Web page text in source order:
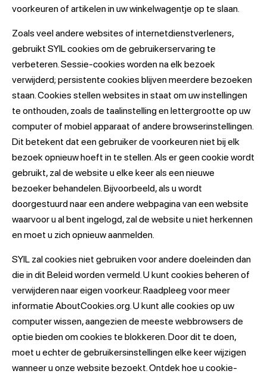
voorkeuren of artikelen in uw winkelwagentje op te slaan.
Zoals veel andere websites of internetdienstverleners,
gebruikt SYIL cookies om de gebruikerservaring te
verbeteren. Sessie-cookies worden na elk bezoek
verwijderd; persistente cookies blijven meerdere bezoeken
staan. Cookies stellen websites in staat om uw instellingen
te onthouden, zoals de taalinstelling en lettergrootte op uw
computer of mobiel apparaat of andere browserinstellingen.
Dit betekent dat een gebruiker de voorkeuren niet bij elk
bezoek opnieuw hoeft in te stellen. Als er geen cookie wordt
gebruikt, zal de website u elke keer als een nieuwe
bezoeker behandelen. Bijvoorbeeld, als u wordt
doorgestuurd naar een andere webpagina van een website
waarvoor u al bent ingelogd, zal de website u niet herkennen
en moet u zich opnieuw aanmelden.
SYIL zal cookies niet gebruiken voor andere doeleinden dan
die in dit Beleid worden vermeld. U kunt cookies beheren of
verwijderen naar eigen voorkeur. Raadpleeg voor meer
informatie AboutCookies.org. U kunt alle cookies op uw
computer wissen, aangezien de meeste webbrowsers de
optie bieden om cookies te blokkeren. Door dit te doen,
moet u echter de gebruikersinstellingen elke keer wijzigen
wanneer u onze website bezoekt. Ontdek hoe u cookie-